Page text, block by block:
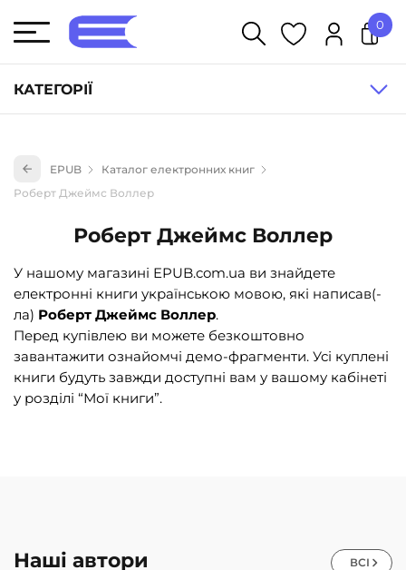
КАТЕГОРІЇ
Книги для дітей (836)
Науково-популярна література (1015)
Навчальна література та посібники (527)
Енциклопедії, довідники, словники (55)
Подарункові сертифікати (1)
0
EPUB
Каталог електронних книг
Роберт Джеймс Воллер
Роберт Джеймс Воллер
У нашому магазині EPUB.com.ua ви знайдете
електронні книги українською мовою, які написав(-
ла) Роберт Джеймс Воллер.
Перед купівлею ви можете безкоштовно
завантажити ознайомчі демо-фрагменти. Усі куплені
книги будуть завжди доступні вам у вашому кабінеті
у розділі “Мої книги”.
Наші автори ВСІ